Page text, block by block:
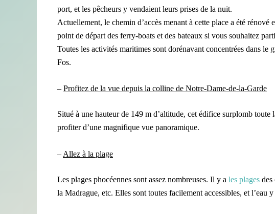
port, et les pêcheurs y vendaient leurs prises de la nuit.
Actuellement, le chemin d’accès menant à cette place a été rénové
point de départ des ferry-boats et des bateaux si vous souhaitez
Toutes les activités maritimes sont dorénavant concentrées dans
Fos.
– Profitez de la vue depuis la colline de Notre-Dame-de-la-Garde
Situé à une hauteur de 149 m d’altitude, cet édifice surplomb
profiter d’une magnifique vue panoramique.
– Allez à la plage
Les plages phocéennes sont assez nombreuses. Il y a les plages des
la Madrague, etc. Elles sont toutes facilement accessibles, et l’eau